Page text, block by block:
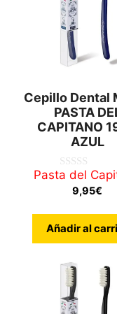
Cepillo Dental
PASTA
CAPITANO
AZUL
0
Pasta del
9,95€
Añadir al